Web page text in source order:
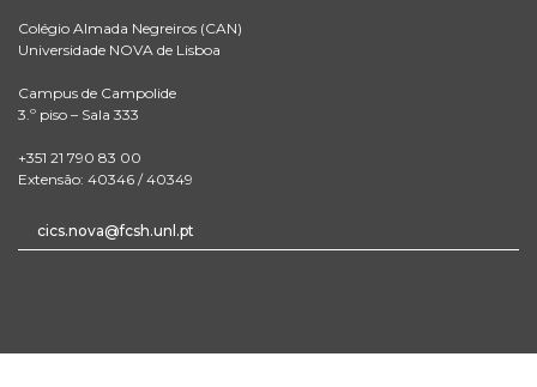
Colégio Almada Negreiros (CAN)
Universidade NOVA de Lisboa
Campus de Campolide
3.º piso – Sala 333
+351 21 790 83 00
Extensão: 40346 / 40349
cics.nova@fcsh.unl.pt